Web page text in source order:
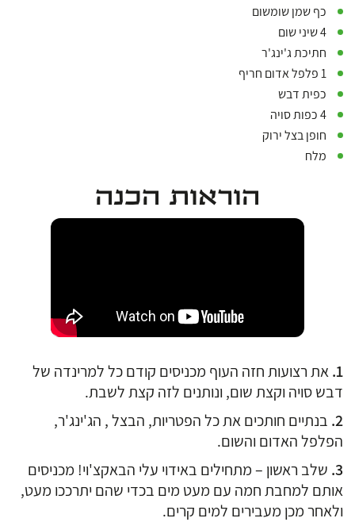
כף שמן שומשום
4 שיני שום
חתיכת ג'ינג'ר
1 פלפל אדום חריף
כפית דבש
4 כפות סויה
חופן בצל ירוק
מלח
הוראות הכנה
את רצועות חזה העוף מכניסים קודם כל למרינדה של
דבש סויה וקצת שום, ונותנים לזה קצת לשבת.
בנתיים חותכים את כל הפטריות, הבצל , הג'ינג'ר,
הפלפל האדום והשום.
שלב ראשון – מתחילים באידוי עלי הבאקצ'וי! מכניסים
אותם למחבת חמה עם מעט מים בכדי שהם יתרככו מעט,
ולאחר מכן מעבירים למים קרים.